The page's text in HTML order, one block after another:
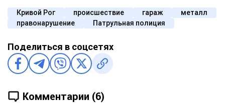
Кривой Рог происшествие гараж
металл
правонарушение
Патрульная полиция
Поделиться в соцсетях
Комментарии (6)